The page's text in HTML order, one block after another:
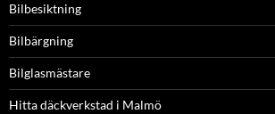
Bilbesiktning
Bilbärgning
Bilglasmästare
Hitta däckverkstad i Malmö